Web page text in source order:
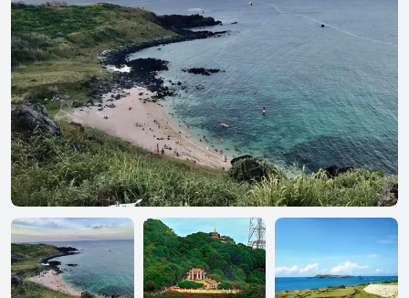
Payment instructions
Instructions for booking tickets
Transfer information
Terms of Use
Privacy Policy
About HappyBook
About us
News
Contact us